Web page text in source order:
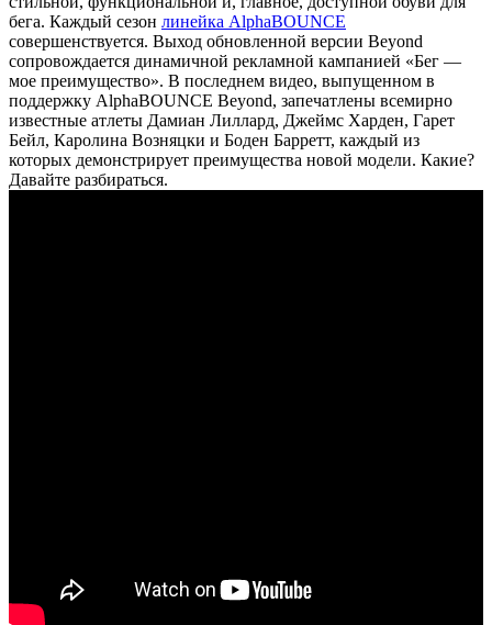
бега. Каждый сезон линейка AlphaBOUNCE
совершенствуется. Выход обновленной версии Beyond
сопровождается динамичной рекламной кампанией «Бег —
мое преимущество». В последнем видео, выпущенном в
поддержку AlphaBOUNCE Beyond, запечатлены всемирно
известные атлеты Дамиан Лиллард, Джеймс Харден, Гарет
Бейл, Каролина Возняцки и Боден Барретт, каждый из
которых демонстрирует преимущества новой модели. Какие?
Давайте разбираться.